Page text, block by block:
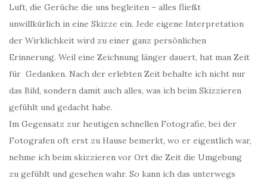
Luft, die Gerüche die uns begleiten – alles fließt
unwillkürlich in eine Skizze ein. Jede eigene Interpretation
der Wirklichkeit wird zu einer ganz persönlichen
Erinnerung. Weil eine Zeichnung länger dauert, hat man Zeit
für Gedanken. Nach der erlebten Zeit behalte ich nicht nur
das Bild, sondern damit auch alles, was ich beim Skizzieren
gefühlt und gedacht habe.
Im Gegensatz zur heutigen schnellen Fotografie, bei der
Fotografen oft erst zu Hause bemerkt, wo er eigentlich war,
nehme ich beim skizzieren vor Ort die Zeit die Umgebung
zu gefühlt und gesehen wahr. So kann ich das unterwegs